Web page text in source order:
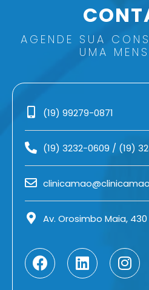
AGENDE SUA
UMA
(19) 99279-0871
(19) 3232-0609 / (19)
Av. Orosimbo Maia,